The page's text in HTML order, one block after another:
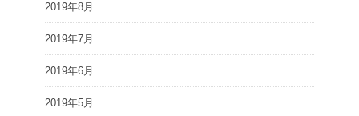
2019年8月
2019年7月
2019年6月
2019年5月